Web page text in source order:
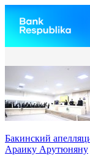
Бакинский
Араику Арутюняну